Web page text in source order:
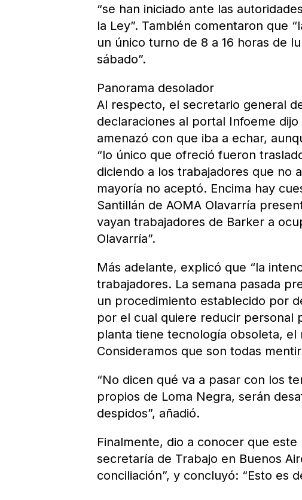
“se han iniciado ante las
la Ley”. También comentaron que
un único turno de 8 a 16 horas de
sábado”.
Panorama desolador
Al respecto, el secretario general
declaraciones al portal Infoeme
amenazó con que iba a echar,
“lo único que ofreció fueron
diciendo a los trabajadores que no
mayoría no aceptó. Encima hay
Santillán de AOMA Olavarría
vayan trabajadores de Barker a
Olavarría”.
Más adelante, explicó que “la
trabajadores. La semana pasada
un procedimiento establecido por
por el cual quiere reducir personal
planta tiene tecnología obsoleta,
Consideramos que son todas
“No dicen qué va a pasar con los
propios de Loma Negra, serán
despidos”, añadió.
Finalmente, dio a conocer que
secretaría de Trabajo en Buenos
conciliación”, y concluyó: “Esto es